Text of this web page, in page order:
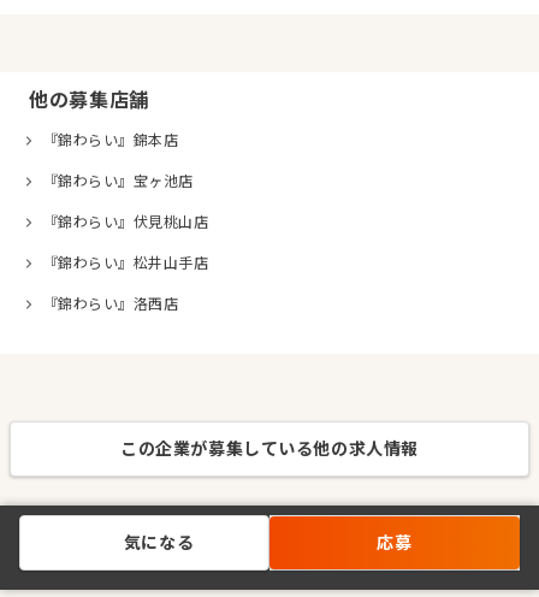
他の募集店舗
『錦わらい』錦本店
『錦わらい』宝ヶ池店
『錦わらい』伏見桃山店
『錦わらい』松井山手店
『錦わらい』洛西店
この企業が募集している他の求人情報
気になる 応募